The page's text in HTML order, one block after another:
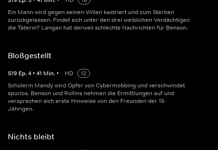
Ein Mann wird gegen seinen Willen kastriert und zum Sterben
zurückgelassen. Findet sich unter den drei weiblichen Verdächtigen
die Täterin? Langan hat derweil schlechte Nachrichten für Benson.
Bloßgestellt
S19 Ep.4 • 41 Min. • HD
12
Schülerin Mandy wird Opfer von Cybermobbing und verschwindet
spurlos. Benson und Rollins nehmen die Ermittlungen auf und
versprechen sich erste Hinweise von den Freunden der 15-
Jährigen.
Nichts bleibt